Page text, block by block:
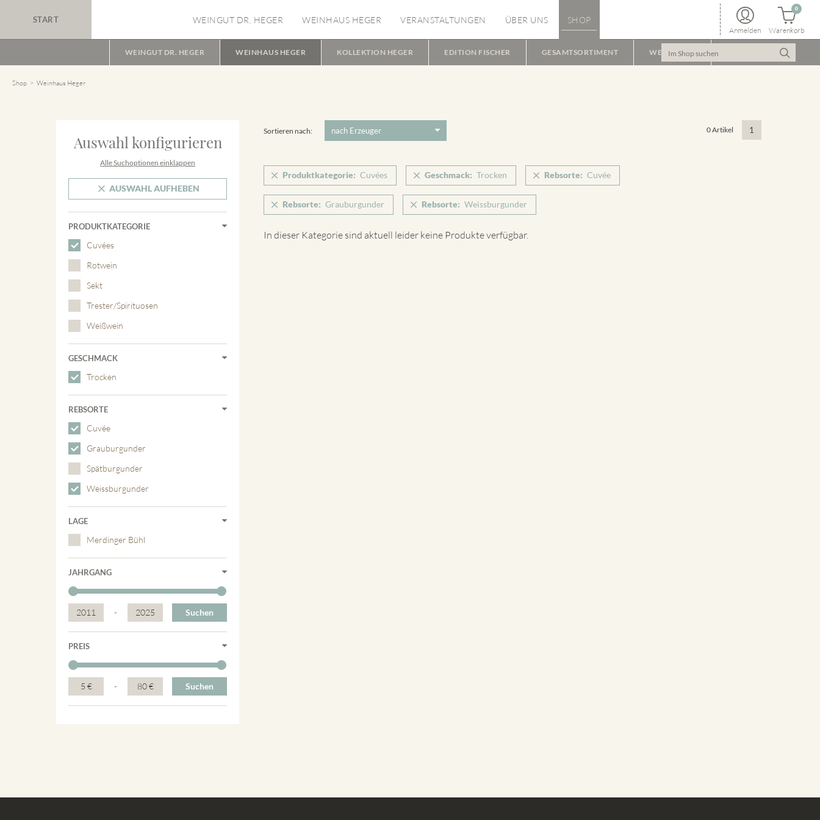
START WEINGUT DR. HEGER WEINHAUS HEGER VERANSTALTUNGEN ÜBER UNS SHOP
Anmelden Warenkorb
0
WEINGUT DR. HEGER WEINHAUS HEGER KOLLEKTION HEGER EDITION FISCHER GESAMTSORTIMENT WEINPAKET
Shop Weinhaus Heger
Auswahl konfigurieren
Alle Suchoptionen einklappen
AUSWAHL AUFHEBEN
PRODUKTKATEGORIE
Cuvées
Rotwein
Sekt
Trester/Spirituosen
Weißwein
GESCHMACK
Trocken
REBSORTE
Cuvée
Grauburgunder
Spätburgunder
Weissburgunder
LAGE
Merdinger Bühl
JAHRGANG
2011 - 2025 Suchen
PREIS
5 € - 80 € Suchen
Sortieren nach: 0 Artikel 1
Produktkategorie: Cuvées Geschmack: Trocken Rebsorte: Cuvée
Rebsorte: Grauburgunder Rebsorte: Weissburgunder
In dieser Kategorie sind aktuell leider keine Produkte verfügbar.